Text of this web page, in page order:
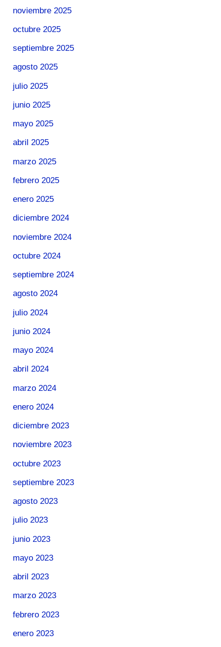
noviembre 2025
octubre 2025
septiembre 2025
agosto 2025
julio 2025
junio 2025
mayo 2025
abril 2025
marzo 2025
febrero 2025
enero 2025
diciembre 2024
noviembre 2024
octubre 2024
septiembre 2024
agosto 2024
julio 2024
junio 2024
mayo 2024
abril 2024
marzo 2024
enero 2024
diciembre 2023
noviembre 2023
octubre 2023
septiembre 2023
agosto 2023
julio 2023
junio 2023
mayo 2023
abril 2023
marzo 2023
febrero 2023
enero 2023